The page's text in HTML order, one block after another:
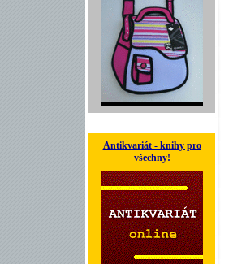
Antikvariát - knihy pro
všechny!